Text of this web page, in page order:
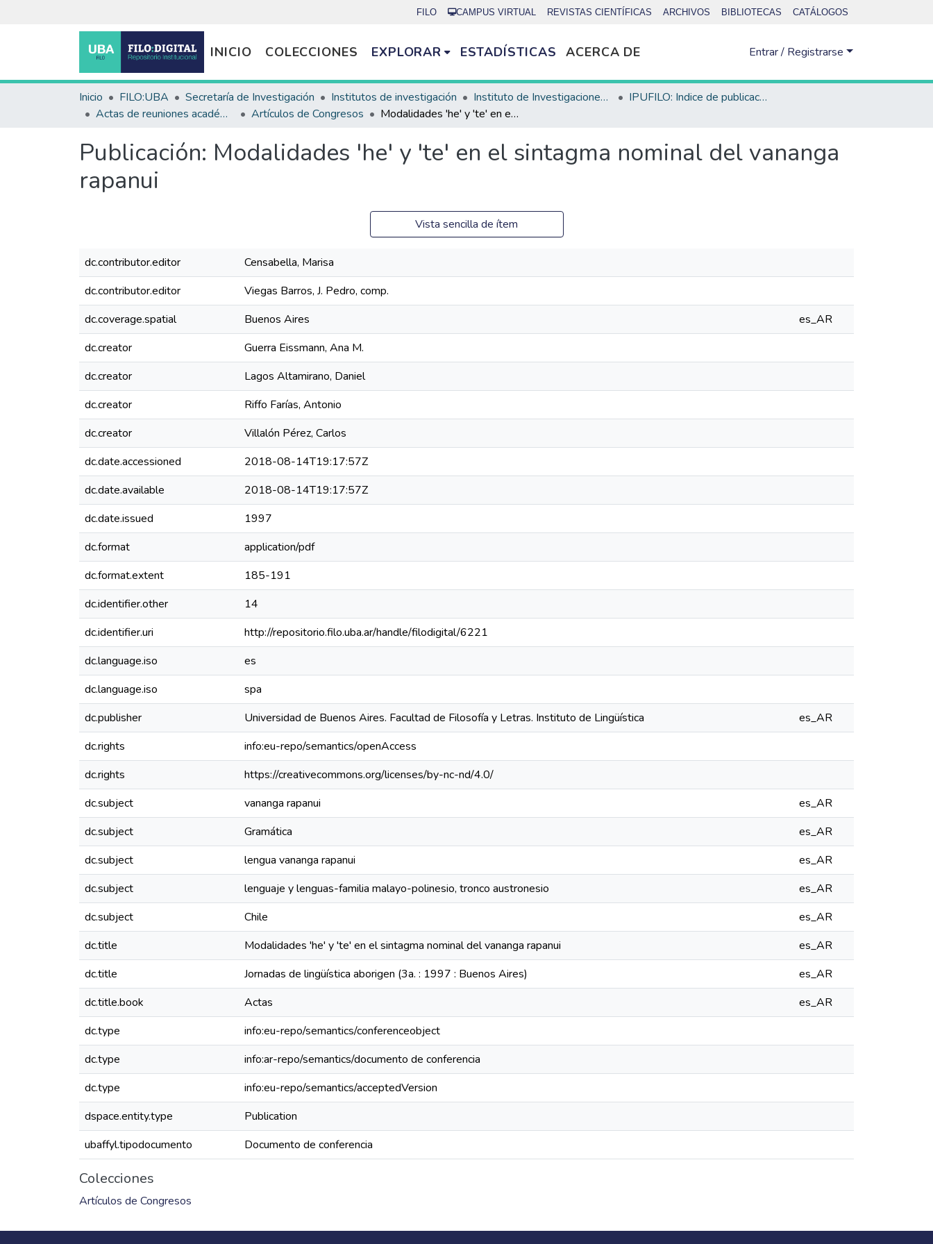
FILO CAMPUS VIRTUAL REVISTAS CIENTÍFICAS ARCHIVOS BIBLIOTECAS CATÁLOGOS
INICIO COLECCIONES EXPLORAR ESTADÍSTICAS ACERCA DE Entrar / Registrarse
Inicio FILO:UBA Secretaría de Investigación Institutos de investigación Instituto de Investigaciones Bibliotecológicas (INIBI)
IPUFILO: Indice de publicaciones de la Facultad de Filosofía y Letras
Actas de reuniones académicas
Artículos de Congresos Modalidades 'he' y 'te' en el sintagma nominal del vananga rapanui
Publicación: Modalidades 'he' y 'te' en el sintagma nominal del vananga
rapanui
Vista sencilla de ítem
dc.contributor.editor
Censabella, Marisa
dc.contributor.editor
Viegas Barros, J. Pedro, comp.
dc.coverage.spatial
Buenos Aires
es_AR
dc.creator
Guerra Eissmann, Ana M.
dc.creator
Lagos Altamirano, Daniel
dc.creator
Riffo Farías, Antonio
dc.creator
Villalón Pérez, Carlos
dc.date.accessioned
2018-08-14T19:17:57Z
dc.date.available
2018-08-14T19:17:57Z
dc.date.issued
1997
dc.format
application/pdf
dc.format.extent
185-191
dc.identifier.other
14
dc.identifier.uri
http://repositorio.filo.uba.ar/handle/filodigital/6221
dc.language.iso
es
dc.language.iso
spa
dc.publisher
Universidad de Buenos Aires. Facultad de Filosofía y Letras. Instituto de Lingüística
es_AR
dc.rights
info:eu-repo/semantics/openAccess
dc.rights
https://creativecommons.org/licenses/by-nc-nd/4.0/
dc.subject
vananga rapanui
es_AR
dc.subject
Gramática
es_AR
dc.subject
lengua vananga rapanui
es_AR
dc.subject
lenguaje y lenguas-familia malayo-polinesio, tronco austronesio
es_AR
dc.subject
Chile
es_AR
dc.title
Modalidades 'he' y 'te' en el sintagma nominal del vananga rapanui
es_AR
dc.title
Jornadas de lingüística aborigen (3a. : 1997 : Buenos Aires)
es_AR
dc.title.book
Actas
es_AR
dc.type
info:eu-repo/semantics/conferenceobject
dc.type
info:ar-repo/semantics/documento de conferencia
dc.type
info:eu-repo/semantics/acceptedVersion
dspace.entity.type
Publication
ubaffyl.tipodocumento
Documento de conferencia
Colecciones
Artículos de Congresos